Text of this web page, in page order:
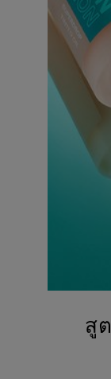
สู